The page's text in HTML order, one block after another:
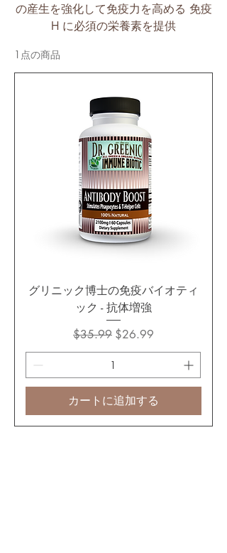
の産生を強化して免疫力を高める 免疫
H に必須の栄養素を提供
1点の商品
グリニック博士の免疫バイオティ
ック - 抗体増強
通常価格
$35.99 セール価格
$26.99
カートに追加する